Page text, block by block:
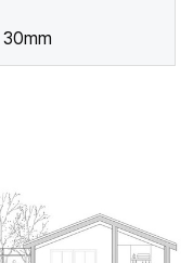
30mm